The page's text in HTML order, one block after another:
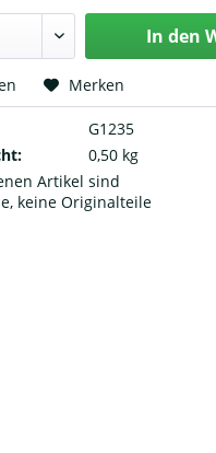
In den
Merken
G1235
0,50 kg
Artikel sind
keine Originalteile